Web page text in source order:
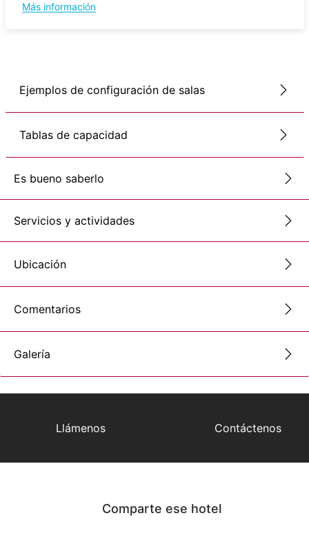
Más información
Ejemplos de configuración de salas
Tablas de capacidad
Es bueno saberlo
Servicios y actividades
Ubicación
Comentarios
Galería
Llámenos Contáctenos
Comparte ese hotel